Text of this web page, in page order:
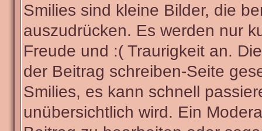
Smilies sind kleine Bilder, die
auszudrücken. Es werden nur
Freude und :( Traurigkeit an.
der Beitrag schreiben-Seite
Smilies, es kann schnell
unübersichtlich wird. Ein